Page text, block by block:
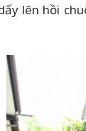
lên hồi